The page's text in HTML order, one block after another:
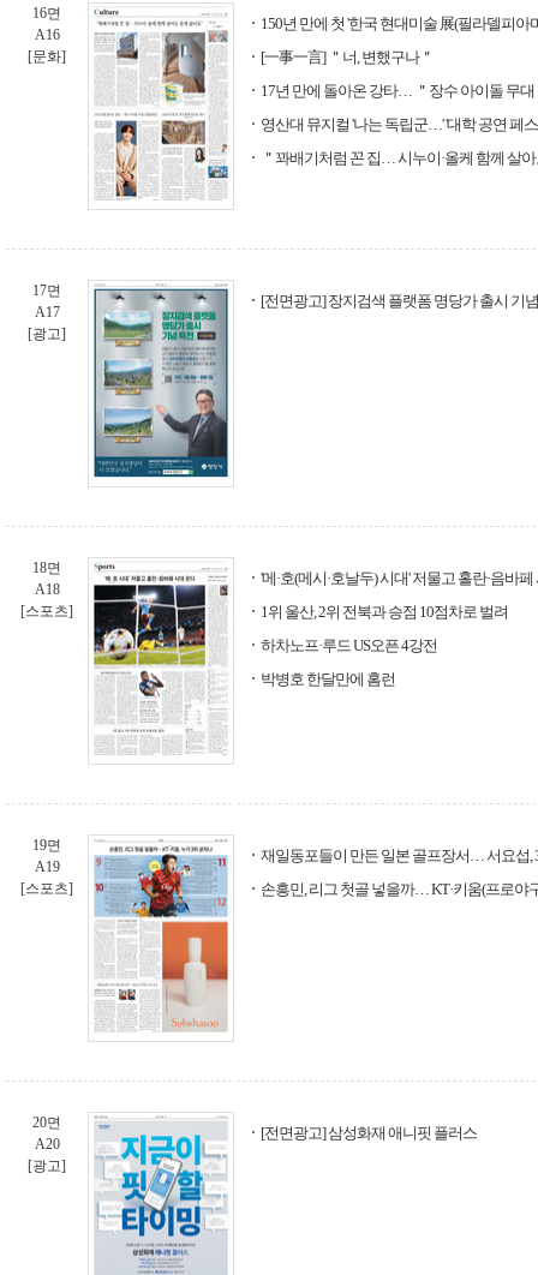
16면
A16
[문화]
150년 만에 첫 '한국 현대미술 展(필라델피아
[一事一言] ＂너, 변했구나＂
17년 만에 돌아온 강타… ＂장수 아이돌 무
영산대 뮤지컬 '나는 독립군…' '대학 공연 페
＂꽈배기처럼 꼰 집… 시누이·올케 함께 살
17면
A17
[광고]
[전면광고] 장지검색 플랫폼 명당가 출시 기
18면
A18
[스포츠]
'메·호(메시·호날두) 시대' 저물고 홀란·음바
1위 울산, 2위 전북과 승점 10점차로 벌려
하차노프·루드 US오픈 4강전
박병호 한달만에 홈런
19면
A19
[스포츠]
재일동포들이 만든 일본 골프장서… 서요섭,
손흥민, 리그 첫골 넣을까… KT·키움(프로야
20면
A20
[광고]
[전면광고] 삼성화재 애니핏 플러스